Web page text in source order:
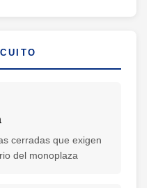
cerradas que exigen
del monoplaza